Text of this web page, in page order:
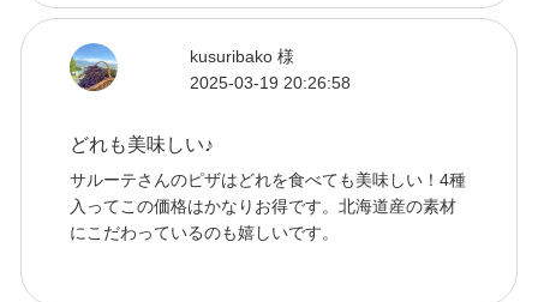
kusuribako 様
2025-03-19 20:26:58
どれも美味しい♪
サルーテさんのピザはどれを食べても美味しい！4種
入ってこの価格はかなりお得です。北海道産の素材
にこだわっているのも嬉しいです。